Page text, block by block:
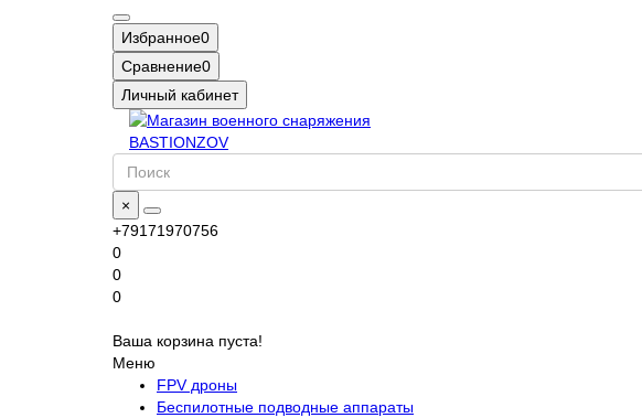
Избранное0
Сравнение0
Личный кабинет
×
+79171970756
0
0
0
Ваша корзина пуста!
Меню
FPV дроны
Беспилотные подводные аппараты